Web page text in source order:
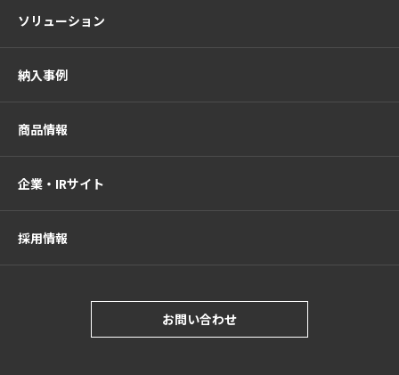
ソリューション
納入事例
商品情報
企業・IRサイト
採用情報
お問い合わせ